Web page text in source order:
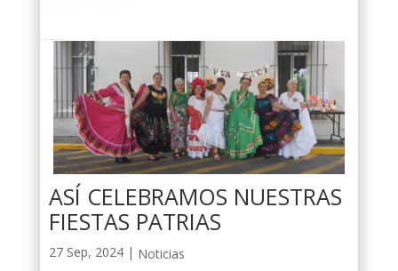
ASÍ CELEBRAMOS NUESTRAS
FIESTAS PATRIAS
27 Sep, 2024| Noticias